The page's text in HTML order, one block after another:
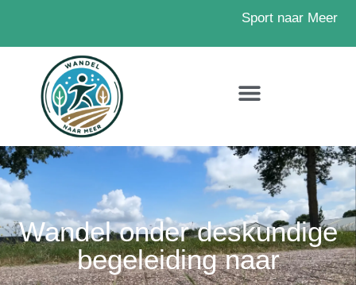
Sport naar Meer
Wandel onder deskundige
begeleiding naar